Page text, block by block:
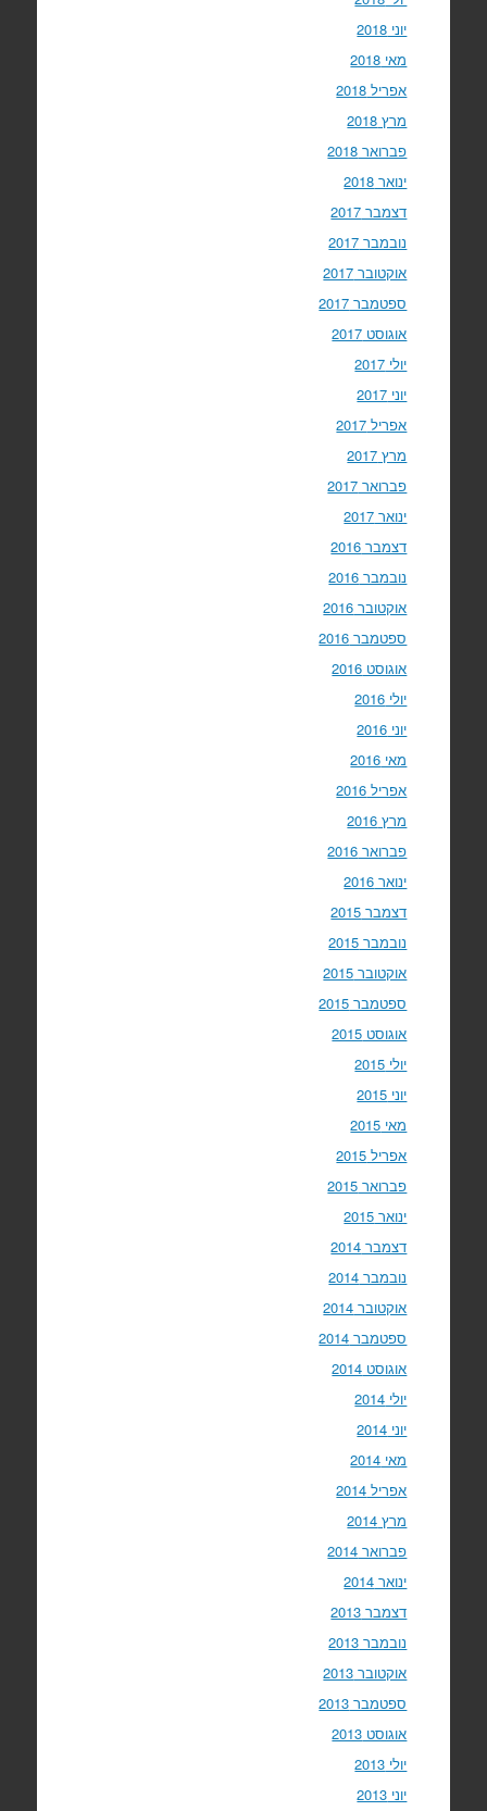
יוני 2018
מאי 2018
אפריל 2018
מרץ 2018
פברואר 2018
ינואר 2018
דצמבר 2017
נובמבר 2017
אוקטובר 2017
ספטמבר 2017
אוגוסט 2017
יולי 2017
יוני 2017
אפריל 2017
מרץ 2017
פברואר 2017
ינואר 2017
דצמבר 2016
נובמבר 2016
אוקטובר 2016
ספטמבר 2016
אוגוסט 2016
יולי 2016
יוני 2016
מאי 2016
אפריל 2016
מרץ 2016
פברואר 2016
ינואר 2016
דצמבר 2015
נובמבר 2015
אוקטובר 2015
ספטמבר 2015
אוגוסט 2015
יולי 2015
יוני 2015
מאי 2015
אפריל 2015
פברואר 2015
ינואר 2015
דצמבר 2014
נובמבר 2014
אוקטובר 2014
ספטמבר 2014
אוגוסט 2014
יולי 2014
יוני 2014
מאי 2014
אפריל 2014
מרץ 2014
פברואר 2014
ינואר 2014
דצמבר 2013
נובמבר 2013
אוקטובר 2013
ספטמבר 2013
אוגוסט 2013
יולי 2013
יוני 2013